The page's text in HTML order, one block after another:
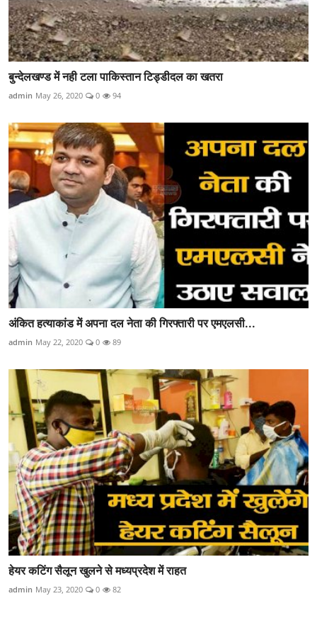
बुन्देलखण्ड में नही टला पाकिस्तान टिड्डीदल का खतरा
admin May 26, 2020 0 94
अंकित हत्याकांड में अपना दल नेता की गिरफ्तारी पर एमएलसी...
admin May 22, 2020 0 89
हेयर कटिंग सैलून खुलने से मध्यप्रदेश में राहत
admin May 23, 2020 0 82